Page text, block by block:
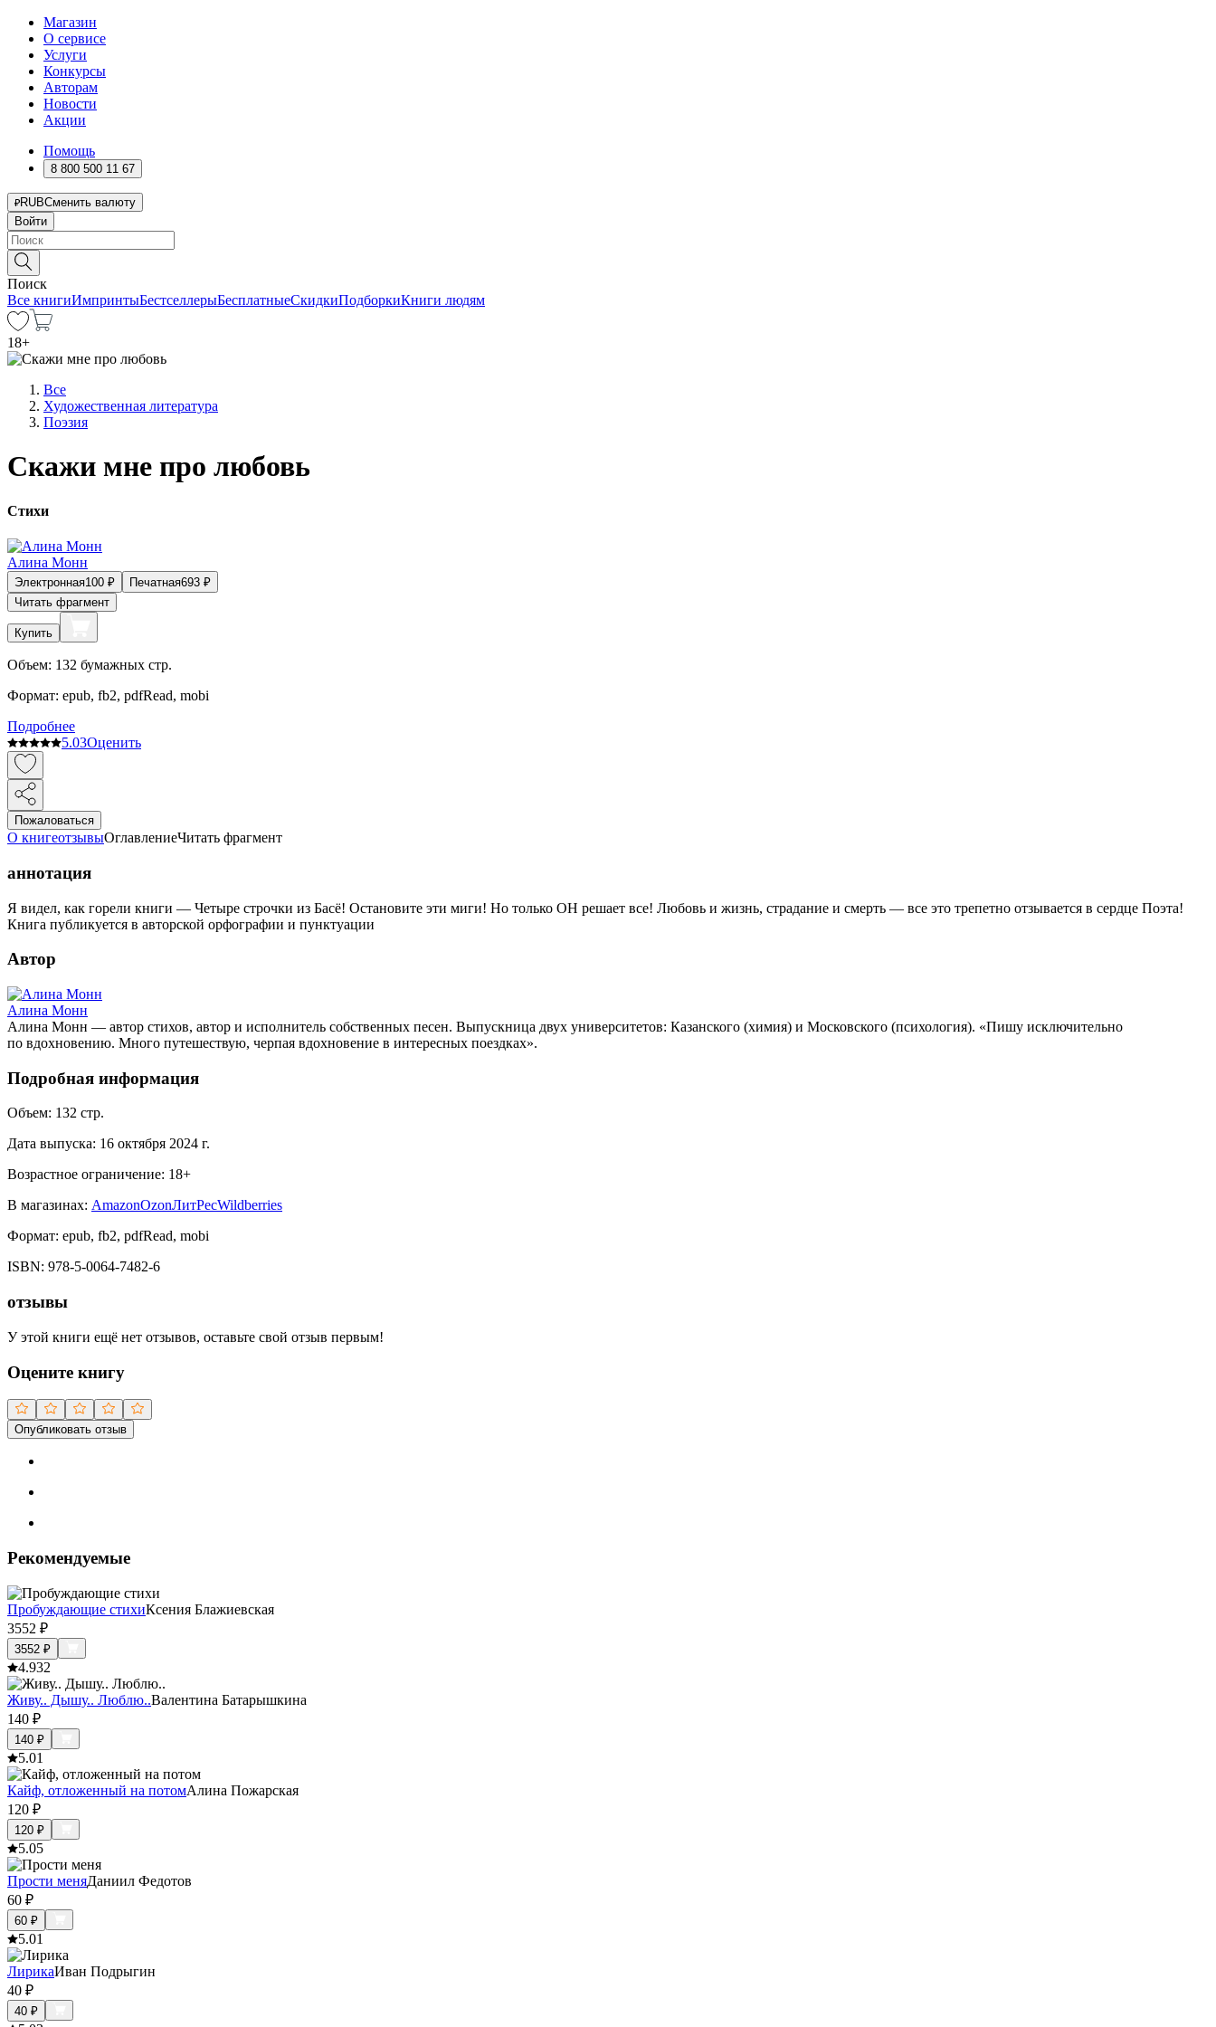
Магазин
О сервисе
Услуги
Конкурсы
Авторам
Новости
Акции
Помощь
8 800 500 11 67
RUBСменить валюту
Войти
Поиск
Все книгиИмпринтыБестселлерыБесплатныеСкидкиПодборкиКниги людям
18+
Все
Художественная литература
Поэзия
Скажи мне про любовь
Стихи
Алина Монн
Электронная100 ₽ Печатная693 ₽
Читать фрагмент
Купить
Объем: 132 бумажных стр.
Формат: epub, fb2, pdfRead, mobi
Подробнее
5.03Оценить
Пожаловаться
О книгеотзывыОглавлениеЧитать фрагмент
аннотация
Я видел, как горели книги — Четыре строчки из Басё! Остановите эти миги! Но только ОН решает все! Любовь и жизнь, страдание и смерть — все это трепетно отзывается в сердце Поэта!
Книга публикуется в авторской орфографии и пунктуации
Автор
Алина Монн
Алина Монн — автор стихов, автор и исполнитель собственных песен. Выпускница двух университетов: Казанского (химия) и Московского (психология). «Пишу исключительно
по вдохновению. Много путешествую, черпая вдохновение в интересных поездках».
Подробная информация
Объем: 132 стр.
Дата выпуска: 16 октября 2024 г.
Возрастное ограничение: 18+
В магазинах: AmazonOzonЛитРесWildberries
Формат: epub, fb2, pdfRead, mobi
ISBN: 978-5-0064-7482-6
отзывы
У этой книги ещё нет отзывов, оставьте свой отзыв первым!
Оцените книгу
Опубликовать отзыв
Рекомендуемые
Пробуждающие стихиКсения Блажиевская
3552 ₽
3552 ₽
4.932
Живу.. Дышу.. Люблю..Валентина Батарышкина
140 ₽
140 ₽
5.01
Кайф, отложенный на потомАлина Пожарская
120 ₽
120 ₽
5.05
Прости меняДаниил Федотов
60 ₽
60 ₽
5.01
ЛирикаИван Подрыгин
40 ₽
40 ₽